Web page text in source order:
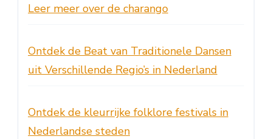
Leer meer over de charango
Ontdek de Beat van Traditionele Dansen
uit Verschillende Regio’s in Nederland
Ontdek de kleurrijke folklore festivals in
Nederlandse steden